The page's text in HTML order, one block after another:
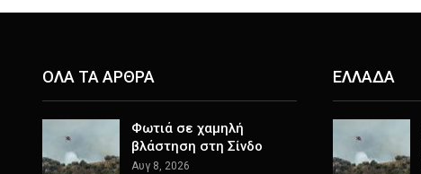
ΟΛΑ ΤΑ ΑΡΘΡΑ
Φωτιά σε χαμηλή
βλάστηση στη Σίνδο
Αυγ 8, 2026
ΕΛΛΑΔΑ